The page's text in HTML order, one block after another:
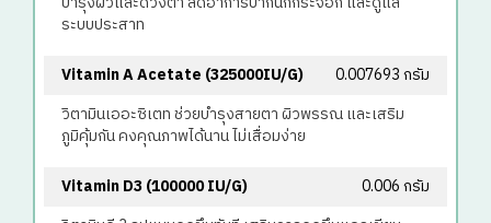
ระบบประสาท
Vitamin A Acetate (325000IU/g)
0.007693 กรัม
วิตามินเออะซิเตท ช่วยบำรุงสายตา ผิวพรรณ และเสริม
ภูมิคุ้มกัน คงคุณภาพได้นาน ไม่เสื่อมง่าย
Vitamin D3 (100000 IU/g)
0.006 กรัม